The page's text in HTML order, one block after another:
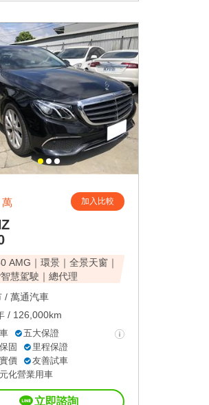
萬 加入比較
AMG｜環景｜全景天窗｜
慧駕駛｜總代理
/ 萬通汽車
/ 126,000km
五大保證
固
里程保證
價
友善試車
化營業用車
立即諮詢